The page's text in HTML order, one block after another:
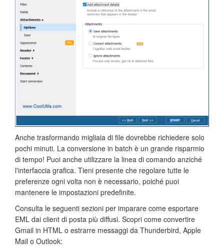
Anche trasformando migliaia di file dovrebbe richiedere solo
pochi minuti. La conversione in batch è un grande risparmio
di tempo! Puoi anche utilizzare la linea di comando anziché
l'interfaccia grafica. Tieni presente che regolare tutte le
preferenze ogni volta non è necessario, poiché puoi
mantenere le impostazioni predefinite.
Consulta le seguenti sezioni per imparare come esportare
EML dai client di posta più diffusi. Scopri come convertire
Gmail in HTML o estrarre messaggi da Thunderbird, Apple
Mail o Outlook: